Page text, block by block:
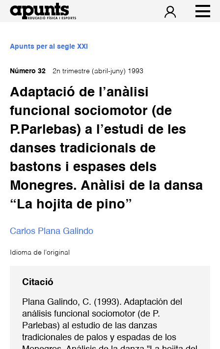
Apunts per al segle XXI
Número 32 2n trimestre (abril-juny) 1993
Adaptació de l’anàlisi
funcional sociomotor (de
P.Parlebas) a l’estudi de les
danses tradicionals de
bastons i espases dels
Monegres. Anàlisi de la dansa
“La hojita de pino”
Carlos Plana Galindo
Idioma de l’original
Citació
Plana Galindo, C. (1993). Adaptación del
análisis funcional sociomotor (de P.
Parlebas) al estudio de las danzas
tradicionales de palos y espadas de los